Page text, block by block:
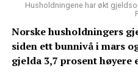
Husholdningene har økt
Norske husholdningers
siden ett bunnivå i mars
gjelda 3,7 prosent høyere